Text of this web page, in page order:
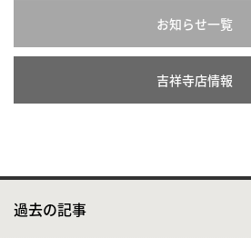
お知らせ一覧
吉祥寺店情報
過去の記事